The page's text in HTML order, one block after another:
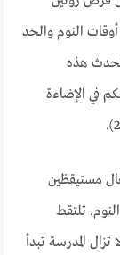
النوم والحد
هذه
في الإضاءة
مستيقظين
تلتقط
المدرسة تبدأ